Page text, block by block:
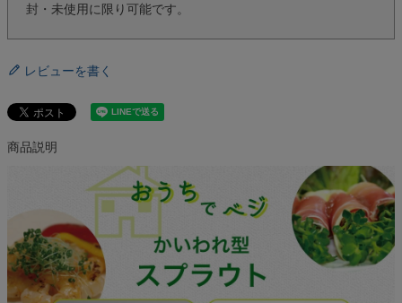
封・未使用に限り可能です。
レビューを書く
商品説明